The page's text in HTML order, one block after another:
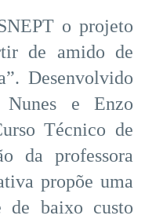
o projeto
de amido de
Desenvolvido
Nunes e Enzo
Técnico de
da professora
propõe uma
de baixo custo